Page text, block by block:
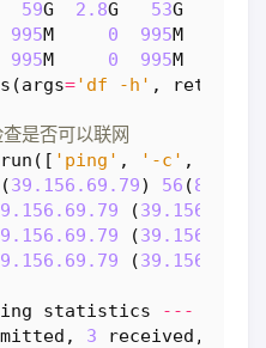
59G 2.8G 53G
995M 0 995M
995M 0 995M
(args='df -h' ,
是否可以联网
run ([ 'ping' , '-c' ,
(39.156.69.79) 56 (84
(
(
(
statistics
---
, 3 received ,